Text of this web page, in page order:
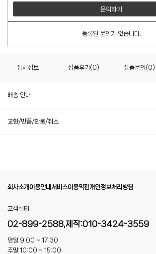
문의하기
등록된 문의가 없습니다.
상세정보 상품후기(0) 상품문의(0)
배송 안내
교환/반품/환불/취소
회사소개 이용안내서비스이용약관개인정보처리방침
고객센터
02-899-2588,제작:010-3424-3559
평일 9:00 ~ 17:30
주말 10:00 ~ 15:00